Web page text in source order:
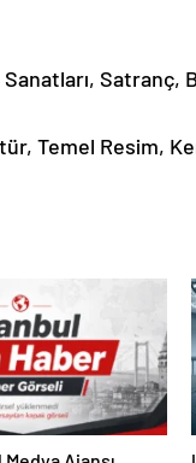
Sanatları, Satranç,
Temel Resim,